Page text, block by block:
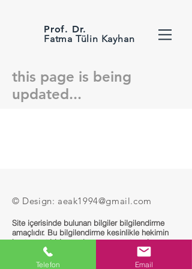
Prof. Dr.
Fatma Tülin Kayhan
this page is being
updated...
© Design: aeak1994@gmail.com
Site içerisinde bulunan bilgiler bilgilendirme
amaçlıdır. Bu bilgilendirme kesinlikle hekimin
hastasını tıbbi amaçla muayene etmesi veya
tanı koyması yerine geçmez.
Telefon Email